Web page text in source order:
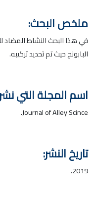
ملخص البحث:
في هذا البحث النشاط المضاد
البابونج حيث تم تحديد تركيبه.
اسم المجلة التي
Journal of Alley Scince.
تاريخ النشر:
2019.